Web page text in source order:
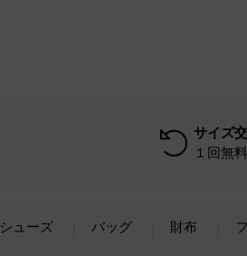
サイズ
１回無料
シューズ バッグ 財布